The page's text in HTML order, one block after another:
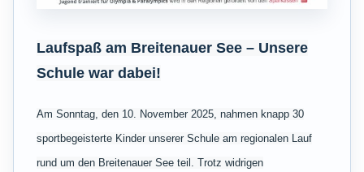
Laufspaß am Breitenauer See – Unsere
Schule war dabei!
Am Sonntag, den 10. November 2025, nahmen knapp 30
sportbegeisterte Kinder unserer Schule am regionalen Lauf
rund um den Breitenauer See teil. Trotz widrigen